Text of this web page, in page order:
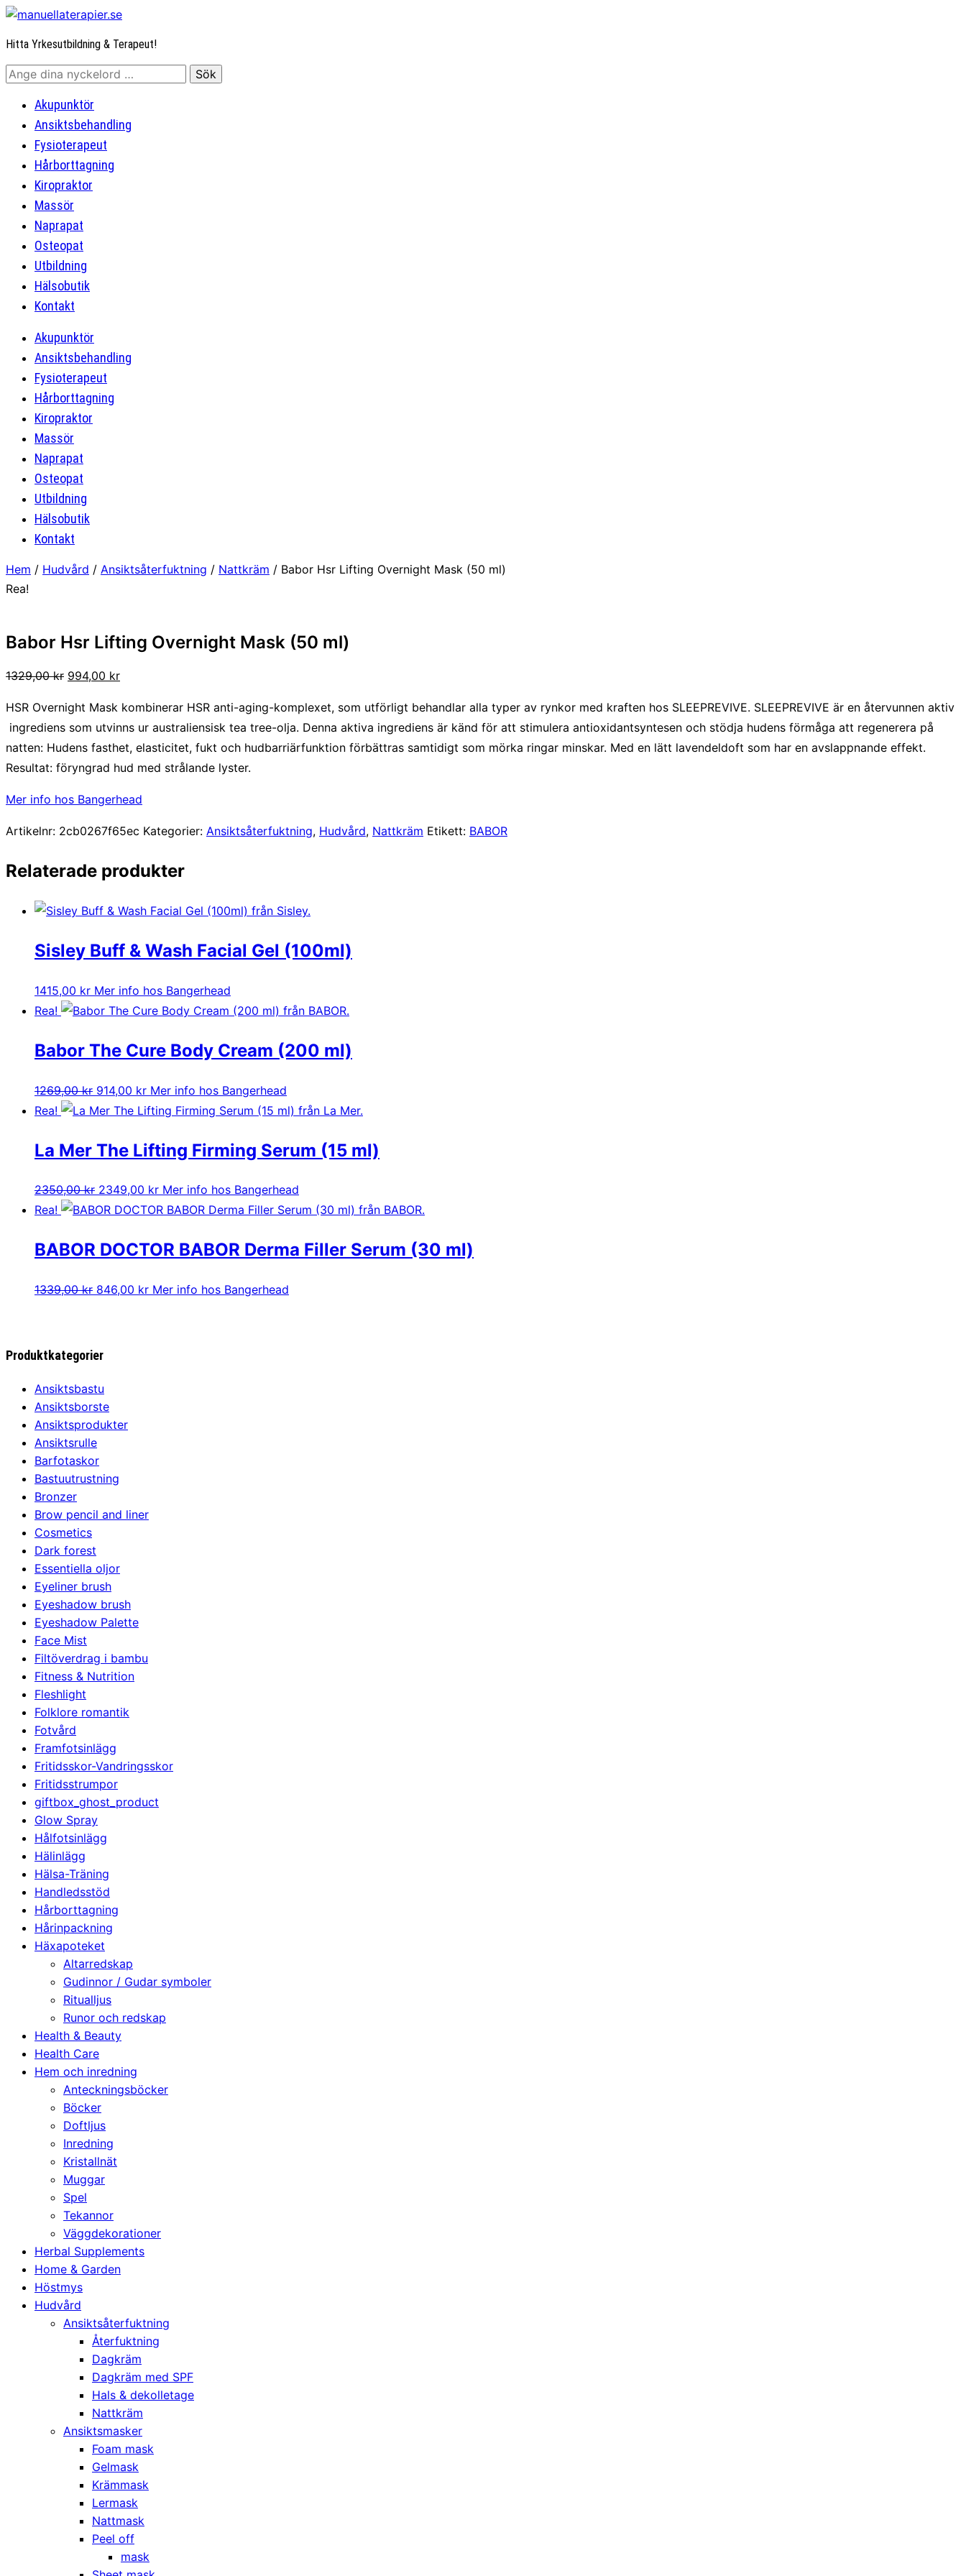
Hitta Yrkesutbildning & Terapeut!
Akupunktör
Ansiktsbehandling
Fysioterapeut
Hårborttagning
Kiropraktor
Massör
Naprapat
Osteopat
Utbildning
Hälsobutik
Kontakt
Akupunktör
Ansiktsbehandling
Fysioterapeut
Hårborttagning
Kiropraktor
Massör
Naprapat
Osteopat
Utbildning
Hälsobutik
Kontakt
Hem / Hudvård / Ansiktsåterfuktning / Nattkräm / Babor Hsr Lifting Overnight Mask (50 ml)
Rea!
Babor Hsr Lifting Overnight Mask (50 ml)
1329,00kr Det
priset
var:
1329,00 kr.
994,00 krDet
priset
är:
994,00 kr.
HSR Overnight Mask kombinerar HSR anti-aging-komplexet, som utförligt behandlar alla typer av rynkor med kraften hos SLEEPREVIVE. SLEEPREVIVE är en återvunnen aktiv
ingrediens som utvinns ur australiensisk tea tree-olja. Denna aktiva ingrediens är känd för att stimulera antioxidantsyntesen och stödja hudens förmåga att regenerera på
natten: Hudens fasthet, elasticitet, fukt och hudbarriärfunktion förbättras samtidigt som mörka ringar minskar. Med en lätt lavendeldoft som har en avslappnande effekt.
Resultat: föryngrad hud med strålande lyster.
Mer info hos Bangerhead
Artikelnr: 2cb0267f65ec Kategorier: Ansiktsåterfuktning, Hudvård, Nattkräm Etikett: BABOR
Relaterade produkter
Sisley Buff & Wash Facial Gel (100ml)
1415,00 kr Mer info hos Bangerhead
Rea!
Babor The Cure Body Cream (200 ml)
1269,00kr Det
ursprungliga
var:
914,00 krDet
nuvarande
är:
Mer info hos Bangerhead
Rea!
La Mer The Lifting Firming Serum (15 ml)
2350,00kr Det
ursprungliga
var:
2349,00 krDet
nuvarande
är:
Mer info hos Bangerhead
Rea!
BABOR DOCTOR BABOR Derma Filler Serum (30 ml)
1339,00kr Det
var:
846,00 krDet
Mer info hos Bangerhead
Produktkategorier
Ansiktsbastu
Ansiktsborste
Ansiktsprodukter
Ansiktsrulle
Barfotaskor
Bastuutrustning
Bronzer
Brow pencil and liner
Cosmetics
Dark forest
Essentiella oljor
Eyeliner brush
Eyeshadow brush
Eyeshadow Palette
Face Mist
Filtöverdrag i bambu
Fitness & Nutrition
Fleshlight
Folklore romantik
Fotvård
Framfotsinlägg
Fritidsskor-Vandringsskor
Fritidsstrumpor
giftbox_ghost_product
Glow Spray
Hålfotsinlägg
Hälinlägg
Hälsa-Träning
Handledsstöd
Hårborttagning
Hårinpackning
Häxapoteket
Altarredskap
Gudinnor / Gudar symboler
Ritualljus
Runor och redskap
Health & Beauty
Health Care
Hem och inredning
Anteckningsböcker
Böcker
Doftljus
Inredning
Kristallnät
Muggar
Spel
Tekannor
Väggdekorationer
Herbal Supplements
Home & Garden
Höstmys
Hudvård
Ansiktsåterfuktning
Återfuktning
Dagkräm
Dagkräm med SPF
Hals & dekolletage
Nattkräm
Ansiktsmasker
Foam mask
Gelmask
Krämmask
Lermask
Nattmask
Peel off
mask